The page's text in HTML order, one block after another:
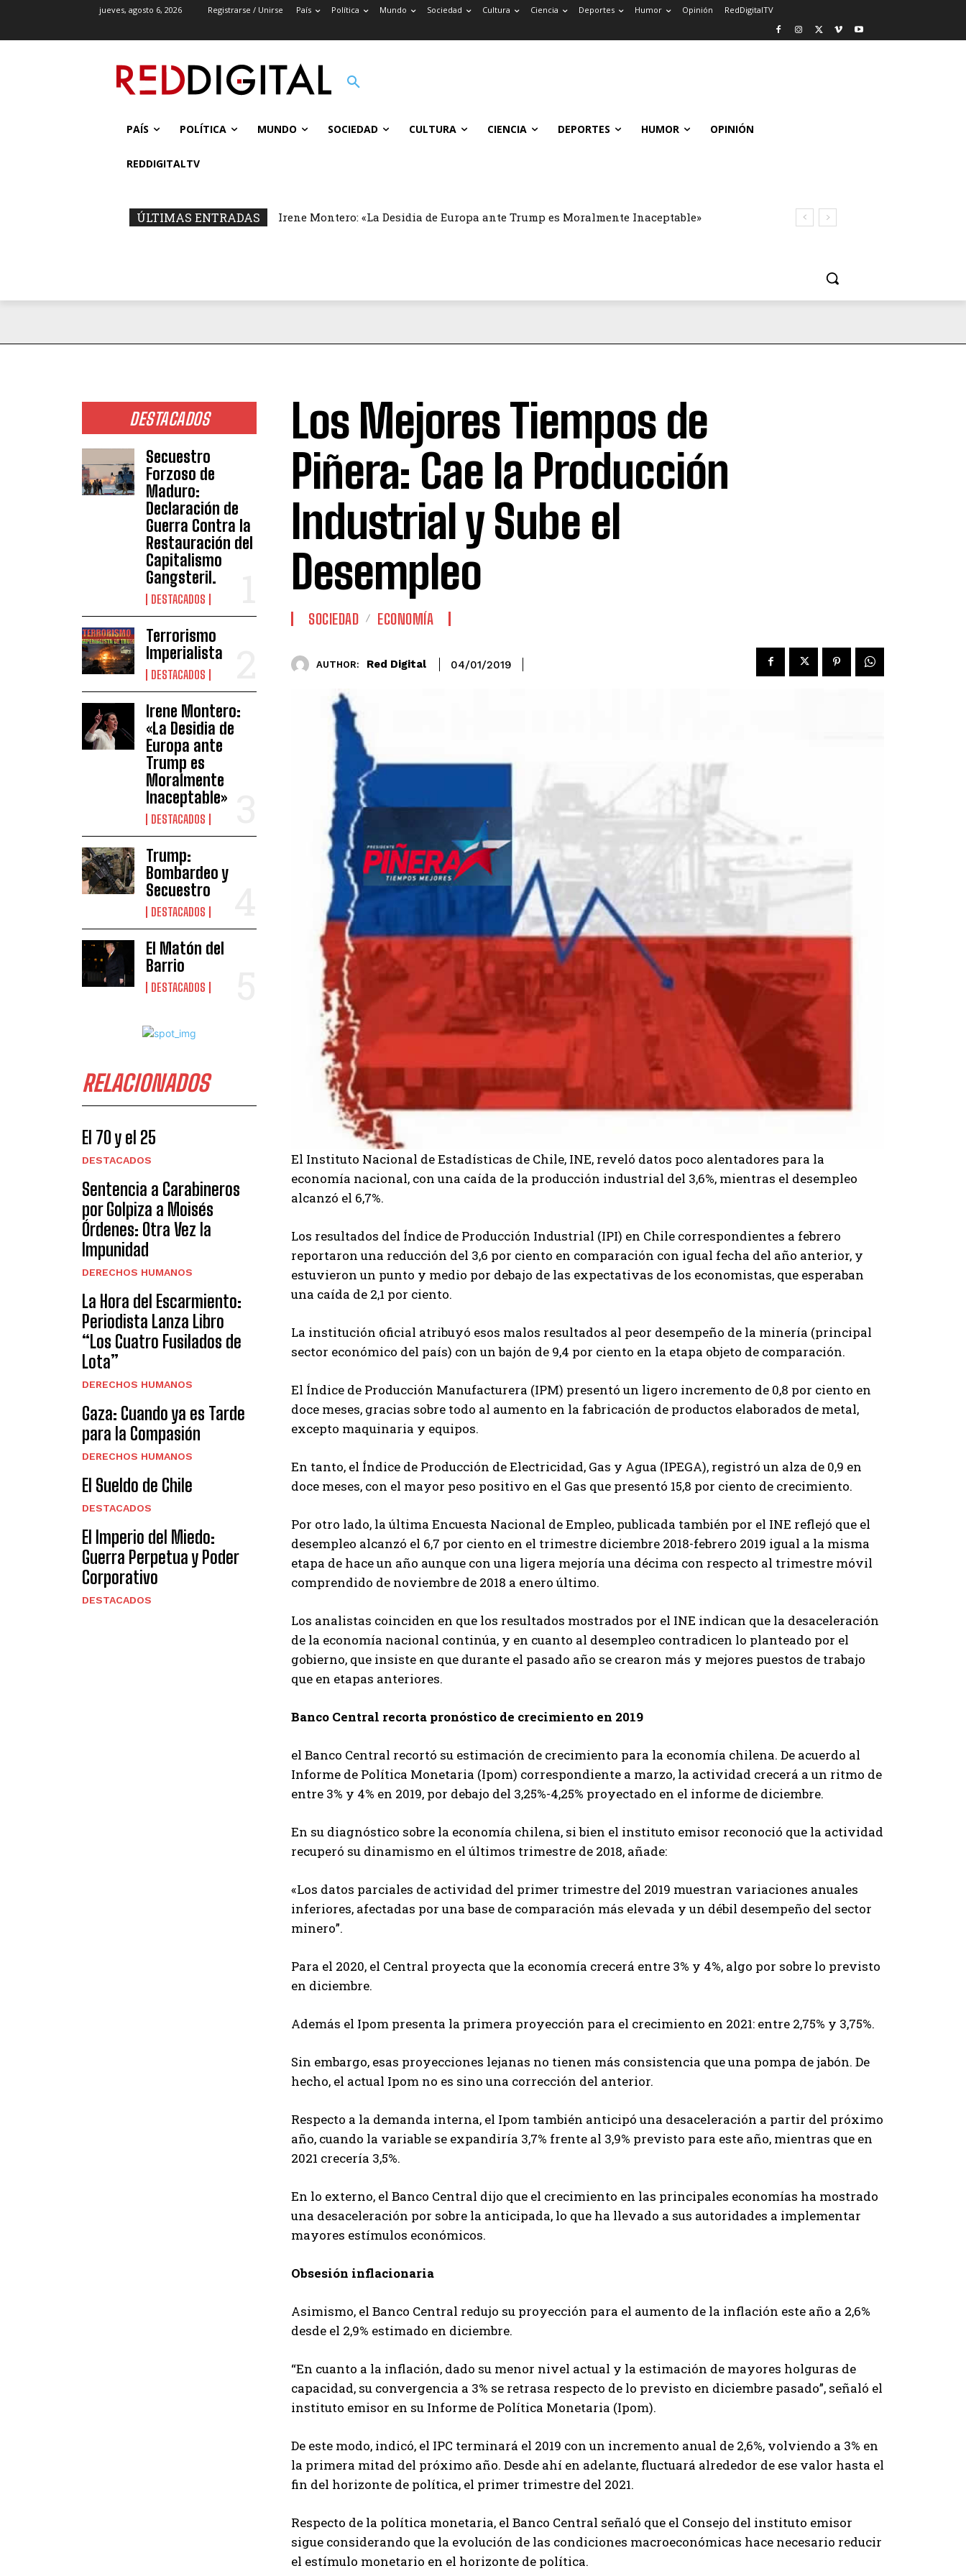
jueves, agosto 6, 2026 Registrarse / Unirse País Política Mundo Sociedad Cultura Ciencia Deportes Humor Opinión RedDigitalTV
PAÍS POLÍTICA MUNDO SOCIEDAD CULTURA CIENCIA DEPORTES HUMOR OPINIÓN
REDDIGITALTV
ÚLTIMAS ENTRADAS Irene Montero: «La Desidia de Europa ante Trump es Moralmente Inaceptable»
DESTACADOS
Secuestro
Forzoso de
Maduro:
Declaración de
Guerra Contra la
Restauración del
Capitalismo
Gangsteril.
DESTACADOS
Terrorismo
Imperialista
DESTACADOS
Irene Montero:
«La Desidia de
Europa ante
Trump es
Moralmente
Inaceptable»
DESTACADOS
Trump:
Bombardeo y
Secuestro
DESTACADOS
El Matón del
Barrio
DESTACADOS
RELACIONADOS
El 70 y el 25
DESTACADOS
Sentencia a Carabineros
por Golpiza a Moisés
Órdenes: Otra Vez la
Impunidad
DERECHOS HUMANOS
La Hora del Escarmiento:
Periodista Lanza Libro
“Los Cuatro Fusilados de
Lota”
DERECHOS HUMANOS
Gaza: Cuando ya es Tarde
para la Compasión
DERECHOS HUMANOS
El Sueldo de Chile
DESTACADOS
El Imperio del Miedo:
Guerra Perpetua y Poder
Corporativo
DESTACADOS
Los Mejores Tiempos de
Piñera: Cae la Producción
Industrial y Sube el
Desempleo
SOCIEDAD ECONOMÍA
AUTHOR: Red Digital 04/01/2019
El Instituto Nacional de Estadísticas de Chile, INE, reveló datos poco alentadores para la
economía nacional, con una caída de la producción industrial del 3,6%, mientras el desempleo
alcanzó el 6,7%.
Los resultados del Índice de Producción Industrial (IPI) en Chile correspondientes a febrero
reportaron una reducción del 3,6 por ciento en comparación con igual fecha del año anterior, y
estuvieron un punto y medio por debajo de las expectativas de los economistas, que esperaban
una caída de 2,1 por ciento.
La institución oficial atribuyó esos malos resultados al peor desempeño de la minería (principal
sector económico del país) con un bajón de 9,4 por ciento en la etapa objeto de comparación.
El Índice de Producción Manufacturera (IPM) presentó un ligero incremento de 0,8 por ciento en
doce meses, gracias sobre todo al aumento en la fabricación de productos elaborados de metal,
excepto maquinaria y equipos.
En tanto, el Índice de Producción de Electricidad, Gas y Agua (IPEGA), registró un alza de 0,9 en
doce meses, con el mayor peso positivo en el Gas que presentó 15,8 por ciento de crecimiento.
Por otro lado, la última Encuesta Nacional de Empleo, publicada también por el INE reflejó que el
desempleo alcanzó el 6,7 por ciento en el trimestre diciembre 2018-febrero 2019 igual a la misma
etapa de hace un año aunque con una ligera mejoría una décima con respecto al trimestre móvil
comprendido de noviembre de 2018 a enero último.
Los analistas coinciden en que los resultados mostrados por el INE indican que la desaceleración
de la economía nacional continúa, y en cuanto al desempleo contradicen lo planteado por el
gobierno, que insiste en que durante el pasado año se crearon más y mejores puestos de trabajo
que en etapas anteriores.
Banco Central recorta pronóstico de crecimiento en 2019
el Banco Central recortó su estimación de crecimiento para la economía chilena. De acuerdo al
Informe de Política Monetaria (Ipom) correspondiente a marzo, la actividad crecerá a un ritmo de
entre 3% y 4% en 2019, por debajo del 3,25%-4,25% proyectado en el informe de diciembre.
En su diagnóstico sobre la economía chilena, si bien el instituto emisor reconoció que la actividad
recuperó su dinamismo en el últimos trimestre de 2018, añade:
«Los datos parciales de actividad del primer trimestre del 2019 muestran variaciones anuales
inferiores, afectadas por una base de comparación más elevada y un débil desempeño del sector
minero”.
Para el 2020, el Central proyecta que la economía crecerá entre 3% y 4%, algo por sobre lo previsto
en diciembre.
Además el Ipom presenta la primera proyección para el crecimiento en 2021: entre 2,75% y 3,75%.
Sin embargo, esas proyecciones lejanas no tienen más consistencia que una pompa de jabón. De
hecho, el actual Ipom no es sino una corrección del anterior.
Respecto a la demanda interna, el Ipom también anticipó una desaceleración a partir del próximo
año, cuando la variable se expandiría 3,7% frente al 3,9% previsto para este año, mientras que en
2021 crecería 3,5%.
En lo externo, el Banco Central dijo que el crecimiento en las principales economías ha mostrado
una desaceleración por sobre la anticipada, lo que ha llevado a sus autoridades a implementar
mayores estímulos económicos.
Obsesión inflacionaria
Asimismo, el Banco Central redujo su proyección para el aumento de la inflación este año a 2,6%
desde el 2,9% estimado en diciembre.
“En cuanto a la inflación, dado su menor nivel actual y la estimación de mayores holguras de
capacidad, su convergencia a 3% se retrasa respecto de lo previsto en diciembre pasado”, señaló el
instituto emisor en su Informe de Política Monetaria (Ipom).
De este modo, indicó, el IPC terminará el 2019 con un incremento anual de 2,6%, volviendo a 3% en
la primera mitad del próximo año. Desde ahí en adelante, fluctuará alrededor de ese valor hasta el
fin del horizonte de política, el primer trimestre del 2021.
Respecto de la política monetaria, el Banco Central señaló que el Consejo del instituto emisor
sigue considerando que la evolución de las condiciones macroeconómicas hace necesario reducir
el estímulo monetario en el horizonte de política.